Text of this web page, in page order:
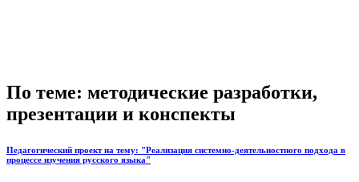
По теме: методические разработки,
презентации и конспекты
Педагогический проект на тему: "Реализация системно-деятельностного подхода в
процессе изучения русского языка"